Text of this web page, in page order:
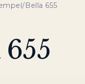
/Bella 655